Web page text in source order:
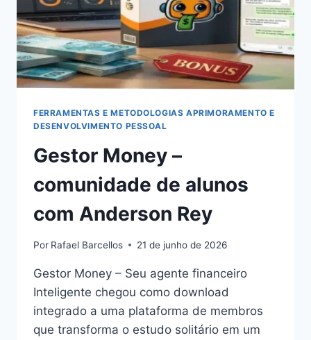
FERRAMENTAS E METODOLOGIAS APRIMORAMENTO E
DESENVOLVIMENTO PESSOAL
Gestor Money –
comunidade de alunos
com Anderson Rey
Por Rafael Barcellos 21 de junho de 2026
Gestor Money – Seu agente financeiro
Inteligente chegou como download
integrado a uma plataforma de membros
que transforma o estudo solitário em um